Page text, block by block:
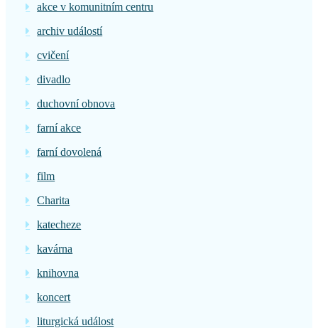
akce v komunitním centru
archiv událostí
cvičení
divadlo
duchovní obnova
farní akce
farní dovolená
film
Charita
katecheze
kavárna
knihovna
koncert
liturgická událost